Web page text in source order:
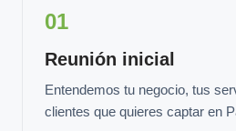
01
Reunión inicial
Entendemos tu negocio, tus
clientes que quieres captar en